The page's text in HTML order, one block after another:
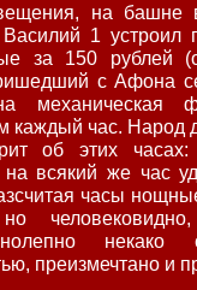
на башне
1 устроил
за 150 рублей
с Афона
механическая
час. Народ
об этих
на всякий же час
часы
некако
преизмечтано и